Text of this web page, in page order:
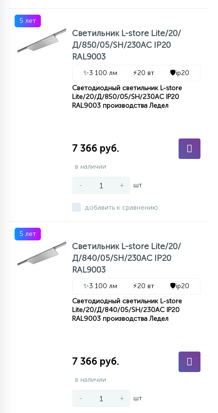
5 лет
Светильник L-store Lite/20/
Д/850/05/SH/230AC IP20
RAL9003
✨3 100 лм ⚡20 вт 🛡️ip20
Светодиодный светильник L-store
Lite/20/Д/850/05/SH/230AC IP20
RAL9003 производства Ледел
7 366 руб.
в наличии
- + шт
добавить к сравнению
5 лет
Светильник L-store Lite/20/
Д/840/05/SH/230AC IP20
RAL9003
✨3 100 лм ⚡20 вт 🛡️ip20
Светодиодный светильник L-store
Lite/20/Д/840/05/SH/230AC IP20
RAL9003 производства Ледел
7 366 руб.
в наличии
- + шт